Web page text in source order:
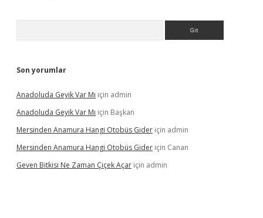
Son yorumlar
Anadoluda Geyik Var Mı için admin
Anadoluda Geyik Var Mı için Başkan
Mersinden Anamura Hangi Otobüs Gider için admin
Mersinden Anamura Hangi Otobüs Gider için Canan
Geven Bitkisi Ne Zaman Çiçek Açar için admin